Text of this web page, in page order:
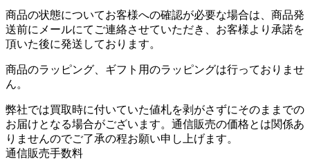
商品の状態についてお客様への確認が必要な場合は、商品発
送前にメールにてご連絡させていただき、お客様より承諾を
頂いた後に発送しております。
商品のラッピング、ギフト用のラッピングは行っておりませ
ん。
弊社では買取時に付いていた値札を剥がさずにそのままでの
お届けとなる場合がございます。通信販売の価格とは関係あ
りませんのでご了承の程お願い申し上げます。
通信販売手数料